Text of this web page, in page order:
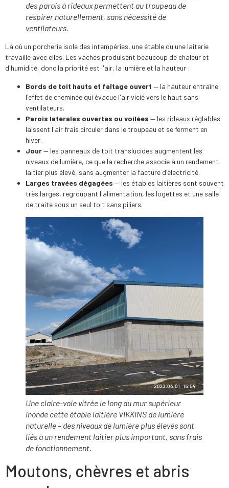
des parois à rideaux permettent au troupeau de
respirer naturellement, sans nécessité de
ventilateurs.
Là où un porcherie isole des intempéries, une étable ou une laiterie
travaille avec elles. Les vaches produisent beaucoup de chaleur et
d'humidité, donc la priorité est l'air, la lumière et la hauteur :
Bords de toit hauts et faîtage ouvert — la hauteur entraîne
l'effet de cheminée qui évacue l'air vicié vers le haut sans
ventilateurs.
Parois latérales ouvertes ou voilées — les rideaux réglables
laissent l'air frais circuler dans le troupeau et se ferment en
hiver.
Jour— les panneaux de toit translucides augmentent les
niveaux de lumière, ce que la recherche associe à un rendement
laitier plus élevé, sans augmenter la facture d'électricité.
Larges travées dégagées — les étables laitières sont souvent
très larges, regroupant l'alimentation, les logettes et une salle
de traite sous un seul toit sans piliers.
Une claire-voie vitrée le long du mur supérieur
inonde cette étable laitière VIKKINS de lumière
naturelle – des niveaux de lumière plus élevés sont
liés à un rendement laitier plus important, sans frais
de fonctionnement.
Moutons, chèvres et abris